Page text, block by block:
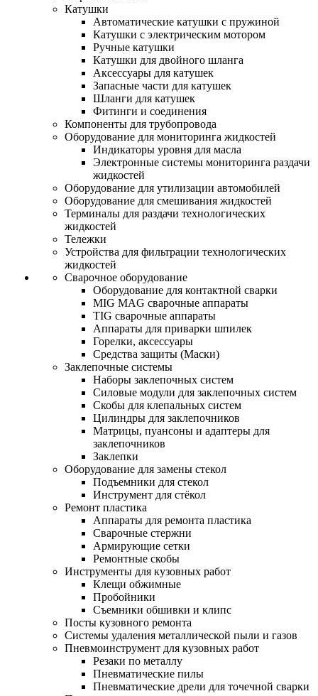
Катушки
Автоматические катушки с пружиной
Катушки с электрическим мотором
Ручные катушки
Катушки для двойного шланга
Аксессуары для катушек
Запасные части для катушек
Шланги для катушек
Фитинги и соединения
Компоненты для трубопровода
Оборудование для мониторинга жидкостей
Индикаторы уровня для масла
Электронные системы мониторинга раздачи
жидкостей
Оборудование для утилизации автомобилей
Оборудование для смешивания жидкостей
Терминалы для раздачи технологических
жидкостей
Тележки
Устройства для фильтрации технологических
жидкостей
Сварочное оборудование
Оборудование для контактной сварки
MIG MAG сварочные аппараты
TIG сварочные аппараты
Аппараты для приварки шпилек
Горелки, аксессуары
Средства защиты (Маски)
Заклепочные системы
Наборы заклепочных систем
Силовые модули для заклепочных систем
Скобы для клепальных систем
Цилиндры для заклепочников
Матрицы, пуансоны и адаптеры для
заклепочников
Заклепки
Оборудование для замены стекол
Подъемники для стекол
Инструмент для стёкол
Ремонт пластика
Аппараты для ремонта пластика
Сварочные стержни
Армирующие сетки
Ремонтные скобы
Инструменты для кузовных работ
Клещи обжимные
Пробойники
Съемники обшивки и клипс
Посты кузовного ремонта
Системы удаления металлической пыли и газов
Пневмоинструмент для кузовных работ
Резаки по металлу
Пневматические пилы
Пневматические дрели для точечной сварки